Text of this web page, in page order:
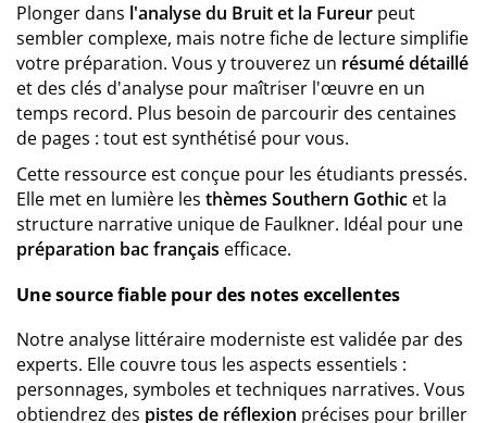
Plonger dans l'analyse du Bruit et la Fureur peut
sembler complexe, mais notre fiche de lecture simplifie
votre préparation. Vous y trouverez un résumé détaillé
et des clés d'analyse pour maîtriser l'œuvre en un
temps record. Plus besoin de parcourir des centaines
de pages : tout est synthétisé pour vous.
Cette ressource est conçue pour les étudiants pressés.
Elle met en lumière les thèmes Southern Gothic et la
structure narrative unique de Faulkner. Idéal pour une
préparation bac français efficace.
Une source fiable pour des notes excellentes
Notre analyse littéraire moderniste est validée par des
experts. Elle couvre tous les aspects essentiels :
personnages, symboles et techniques narratives. Vous
obtiendrez des pistes de réflexion précises pour briller